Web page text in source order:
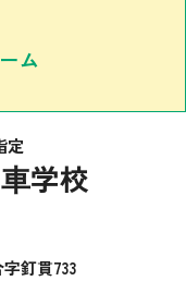
ム
定
学校
釘貫733